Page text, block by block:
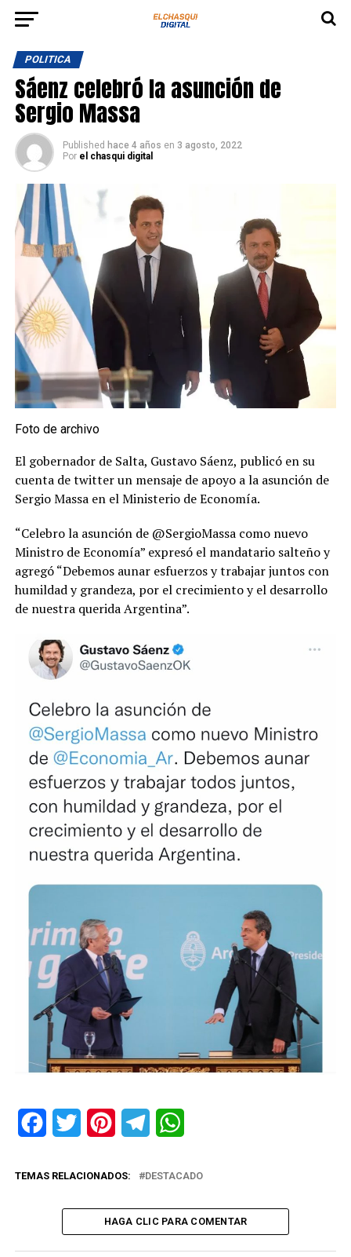
POLITICA
Sáenz celebró la asunción de
Sergio Massa
Published hace 4 años en 3 agosto, 2022
Por el chasqui digital
Foto de archivo
El gobernador de Salta, Gustavo Sáenz, publicó en su
cuenta de twitter un mensaje de apoyo a la asunción de
Sergio Massa en el Ministerio de Economía.
“Celebro la asunción de @SergioMassa como nuevo
Ministro de Economía” expresó el mandatario salteño y
agregó “Debemos aunar esfuerzos y trabajar juntos con
humildad y grandeza, por el crecimiento y el desarrollo
de nuestra querida Argentina”.
FacebookTwitter PinterestTelegram
TEMAS RELACIONADOS: DESTACADO
HAGA CLIC PARA COMENTAR